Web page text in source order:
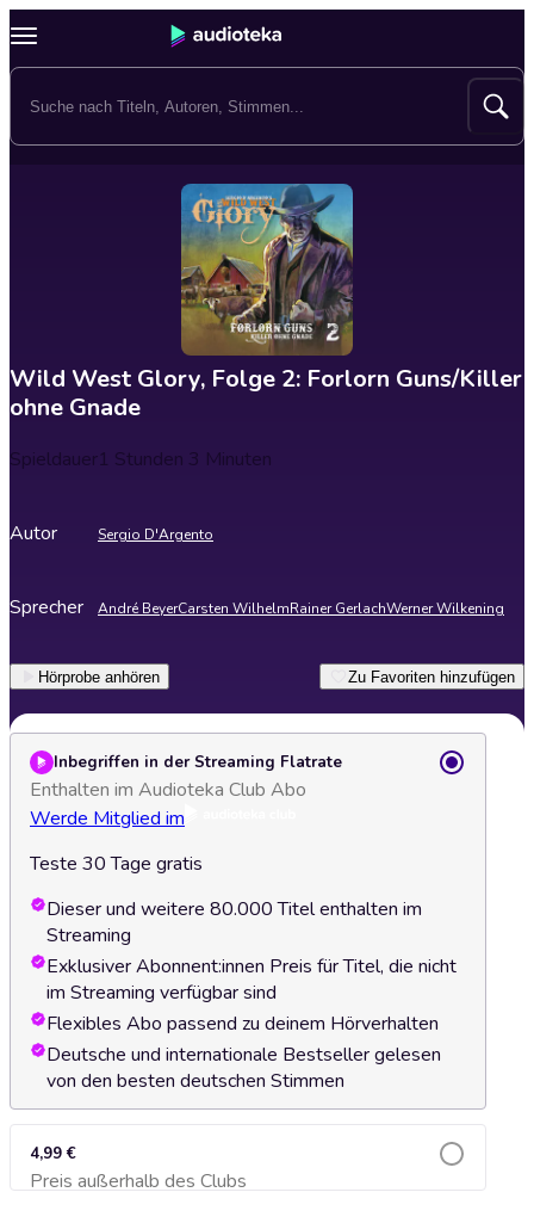
Wild West Glory, Folge 2: Forlorn Guns/Killer
ohne Gnade
Spieldauer1 Stunden 3 Minuten
Autor Sergio D'Argento
Sprecher André BeyerCarsten WilhelmRainer GerlachWerner Wilkening
Hörprobe anhören Zu Favoriten hinzufügen
Inbegriffen in der Streaming Flatrate
Enthalten im Audioteka Club Abo
Werde Mitglied im
Teste 30 Tage gratis
Dieser und weitere 80.000 Titel enthalten im
Streaming
Exklusiver Abonnent:innen Preis für Titel, die nicht
im Streaming verfügbar sind
Flexibles Abo passend zu deinem Hörverhalten
Deutsche und internationale Bestseller gelesen
von den besten deutschen Stimmen
4,99 €
Preis außerhalb des ClubsZum Warenkorb hinzufügen